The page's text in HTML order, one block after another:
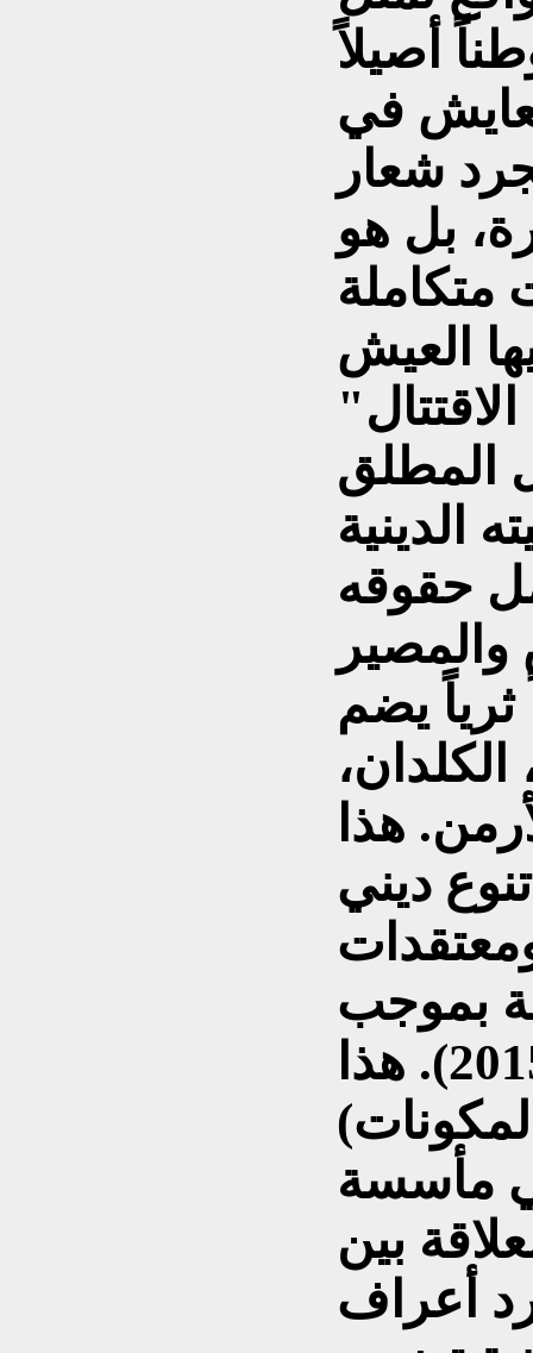
أصيلاً
في
شعار
بل هو
العيش
المطلق
الدينية
حقوقه
ثرياً يضم
هذا
ديني
بموجب
قانون رقم (5) لسنة (2015). هذا
مأسسة
بين
أعراف